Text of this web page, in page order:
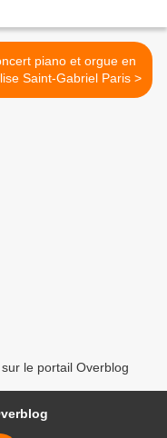
piano et orgue en
l'église Saint-Gabriel Paris >
le portail Overblog